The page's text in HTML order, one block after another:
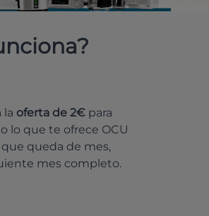
la oferta de 2€ para
lo que te ofrece OCU
queda de mes,
mes completo.